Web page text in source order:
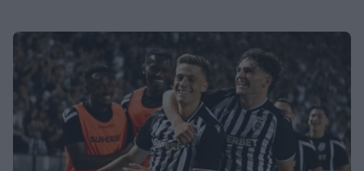
της Ελλάδας…»: Χαμός στα σχόλια με
την ΑΙ φωτό που πόσταρε
MEDIA
Δυο μαύρα πουκάμισα: Κυκλοφόρησε
το πρώτο trailer της νέας
δραματικής σειράς του MEGA